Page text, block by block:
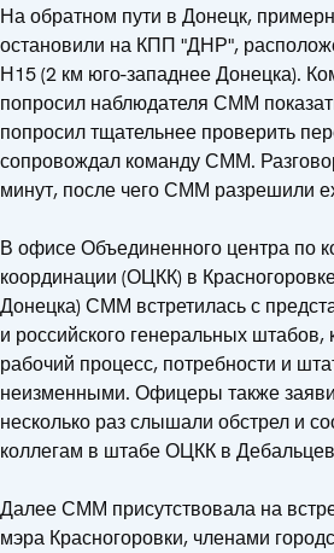
На обратном пути в Донецк,
остановили на КПП "ДНР",
Н15 (2 км юго-западнее Донецка).
попросил наблюдателя СММ
попросил тщательнее проверить
сопровождал команду СММ.
минут, после чего СММ разрешили
В офисе Объединенного центра по
координации (ОЦКК) в
Донецка) СММ встретилась с
и российского генеральных штабов,
рабочий процесс, потребности и
неизменными. Офицеры также
несколько раз слышали обстрел и
коллегам в штабе ОЦКК в
Далее СММ присутствовала на
мэра Красногоровки, членами